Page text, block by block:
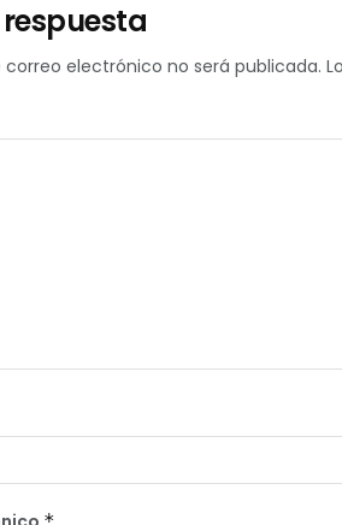
correo electrónico no será publicada.